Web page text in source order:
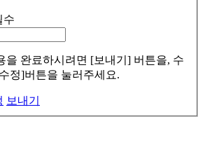
을 완료하시려면 [보내기] 버튼을, 수
정]버튼을 눌러주세요.
보내기